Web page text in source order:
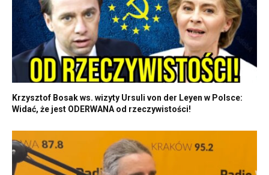
Krzysztof Bosak ws. wizyty Ursuli von der Leyen w Polsce:
Widać, że jest ODERWANA od rzeczywistości!